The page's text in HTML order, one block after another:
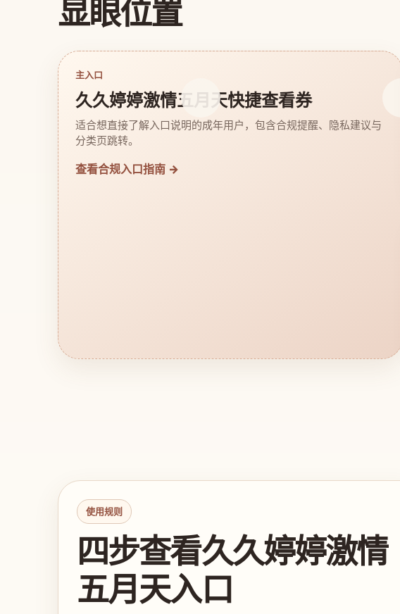
显眼位置
主入口
久久婷婷激情五月天快捷查看券
适合想直接了解入口说明的成年用户，包含合规提醒、隐私建议与
分类页跳转。
查看合规入口指南 →
使用规则
四步查看久久婷婷激情
五月天入口